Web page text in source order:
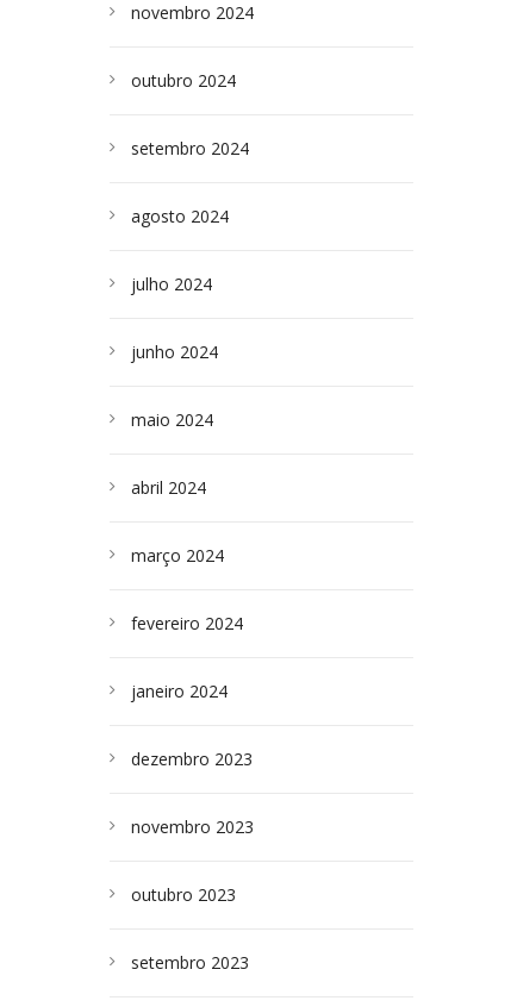
novembro 2024
outubro 2024
setembro 2024
agosto 2024
julho 2024
junho 2024
maio 2024
abril 2024
março 2024
fevereiro 2024
janeiro 2024
dezembro 2023
novembro 2023
outubro 2023
setembro 2023